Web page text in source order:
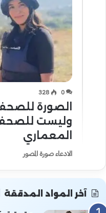
0
328
الصورة
وليست
المعماري
الادعاء صورة المصور
آخر المواد المدققة